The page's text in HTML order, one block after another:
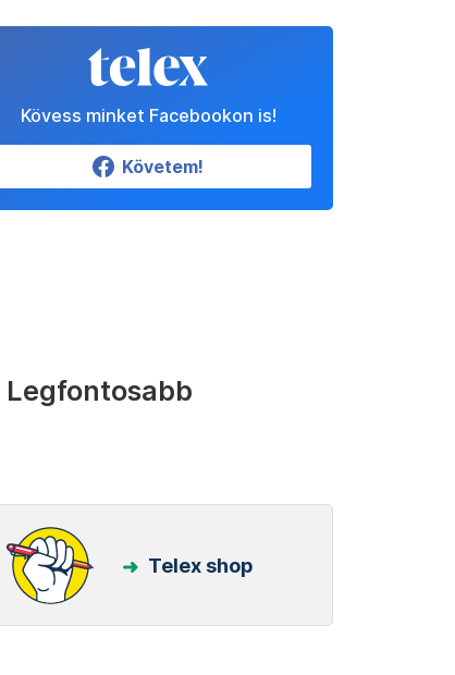
Kövess minket Facebookon is!
Követem!
Legfontosabb
Telex shop